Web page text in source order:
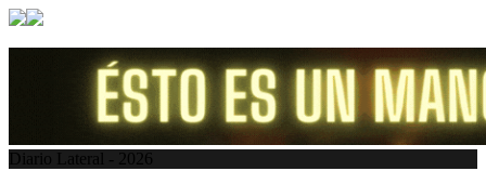
Diario Lateral - 2026